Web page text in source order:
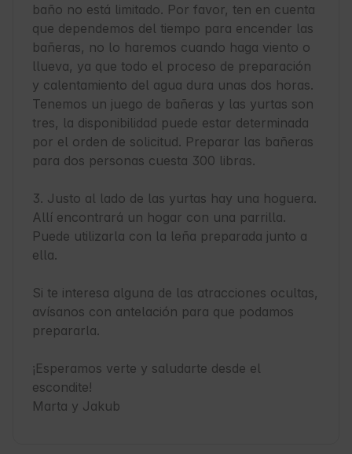
baño no está limitado. Por favor, ten en cuenta
que dependemos del tiempo para encender las
bañeras, no lo haremos cuando haga viento o
llueva, ya que todo el proceso de preparación
y calentamiento del agua dura unas dos horas.
Tenemos un juego de bañeras y las yurtas son
tres, la disponibilidad puede estar determinada
por el orden de solicitud. Preparar las bañeras
para dos personas cuesta 300 libras.
3. Justo al lado de las yurtas hay una hoguera.
Allí encontrará un hogar con una parrilla.
Puede utilizarla con la leña preparada junto a
ella.
Si te interesa alguna de las atracciones ocultas,
avísanos con antelación para que podamos
prepararla.
¡Esperamos verte y saludarte desde el
escondite!
Marta y Jakub